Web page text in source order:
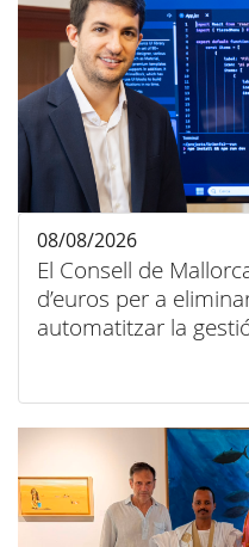
El Consell de
d’euros per a
automatitzar la
08/08/2026